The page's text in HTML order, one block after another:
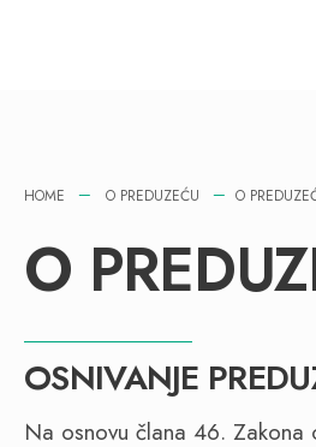
HOME O PREDUZEĆU O
O
OSNIVANJE
Na osnovu člana 46. Zakona